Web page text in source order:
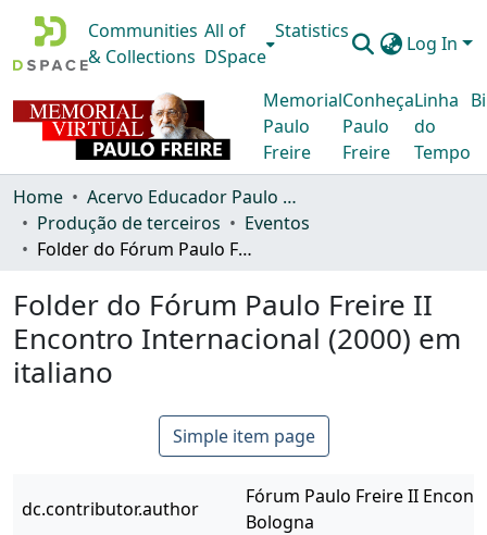
Communities
& Collections
All of
DSpace
Statistics
Log In
Memorial
Paulo
Freire
Conheça
Paulo
Freire
Linha
do
Tempo
Home
Acervo Educador Paulo Freire
Produção de terceiros
Eventos
Folder do Fórum Paulo Freire II Encontro Internacional (2000) em italiano
Folder do Fórum Paulo Freire II
Encontro Internacional (2000) em
italiano
Simple item page
dc.contributor.author
Fórum Paulo Freire II
Bologna